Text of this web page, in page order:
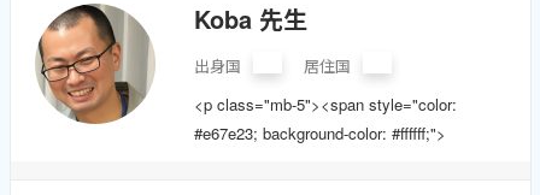
</strong>：初心者から上級者まで、個別のニ
をサポートしていきます。</p><p>公立高校の
や文化サークル講師を経て、現在はオンライ
ンで指導しています。<br>私自身も英語学習
を続け、日々成長を目指しています。</p>
Koba 先生
出身国
居住国
<p class="mb-5"><span style="color:
#e67e23; background-color: #ffffff;">